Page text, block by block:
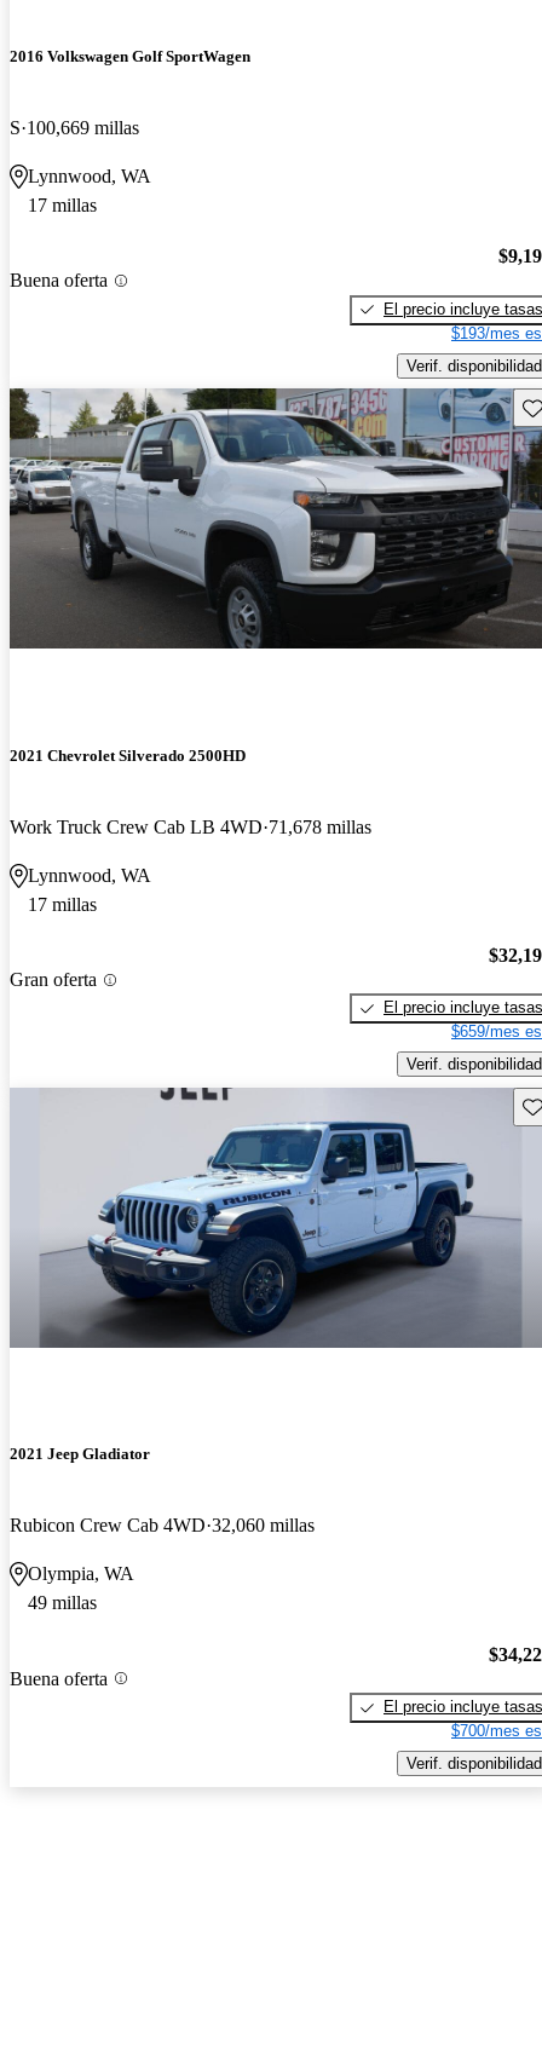
2016 Volkswagen Golf SportWagen
S 100,669 millas
Lynnwood, WA
17 millas
Buena oferta
El precio incluye tasas
$193/mes
Verif. disponibilidad
2021 Chevrolet Silverado 2500HD
Work Truck Crew Cab LB 4WD 71,678 millas
Lynnwood, WA
17 millas
Gran oferta
El precio incluye tasas
$659/mes
Verif. disponibilidad
2021 Jeep Gladiator
Rubicon Crew Cab 4WD 32,060 millas
Olympia, WA
49 millas
Buena oferta
El precio incluye tasas
$700/mes
Verif. disponibilidad